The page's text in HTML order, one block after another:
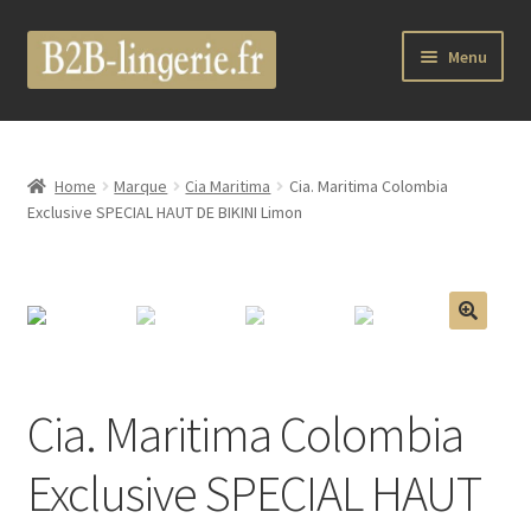
Aller
Aller
au
Menu
B2B Lingerie Site Officiel
Wholesale Registration Page
Boutique
Luxury Lingerie
Femme
Home Marque Cia Maritima
Cia. Maritima Colombia
Exclusive SPECIAL HAUT DE BIKINI Limon
Cia. Maritima Colombia
Exclusive SPECIAL HAUT